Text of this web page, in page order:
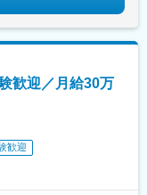
歓迎／月給30万
歓迎